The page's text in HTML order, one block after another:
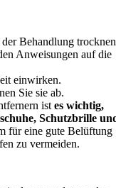
Behandlung
Anweisungen auf die
einwirken.
Sie sie ab.
ist es wichtig,
Schutzbrille
für eine gute Belüftung
zu vermeiden.